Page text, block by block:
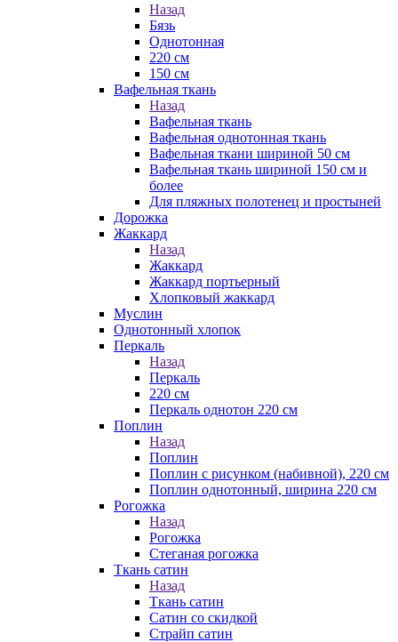
Назад
Бязь
Однотонная
220 см
150 см
Вафельная ткань
Назад
Вафельная ткань
Вафельная однотонная ткань
Вафельная ткани шириной 50 см
Вафельная ткань шириной 150 см и
более
Для пляжных полотенец и простыней
Дорожка
Жаккард
Назад
Жаккард
Жаккард портьерный
Хлопковый жаккард
Муслин
Однотонный хлопок
Перкаль
Назад
Перкаль
220 см
Перкаль однотон 220 см
Поплин
Назад
Поплин
Поплин с рисунком (набивной), 220 см
Поплин однотонный, ширина 220 см
Рогожка
Назад
Рогожка
Стеганая рогожка
Ткань сатин
Назад
Ткань сатин
Сатин со скидкой
Страйп сатин